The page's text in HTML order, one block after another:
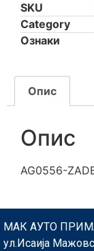
SKU
Category
Ознаки
Опис
Опис
AG0556-
МАК АУТО
ул.Исаија